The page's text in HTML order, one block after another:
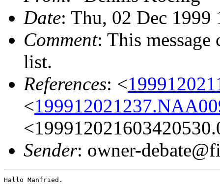
Date: Thu, 02 Dec 1999
Comment: This
list.
References: <
<
Sender: owner-
Hallo Manfried.